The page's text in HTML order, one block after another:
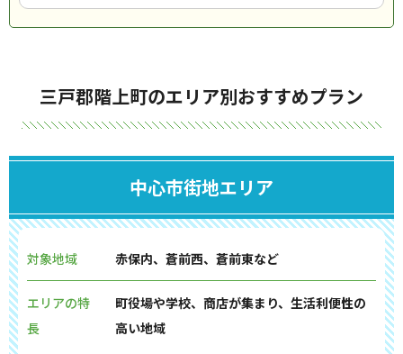
三戸郡階上町のエリア別おすすめプラン
中心市街地エリア
対象地域 赤保内、蒼前西、蒼前東など
エリアの特
長
町役場や学校、商店が集まり、生活利便性の
高い地域